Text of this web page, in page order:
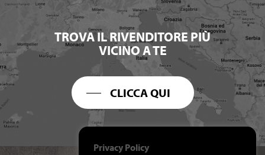
TROVA IL RIVENDITORE PIÙ
VICINO A TE
CLICCA QUI
Privacy Policy